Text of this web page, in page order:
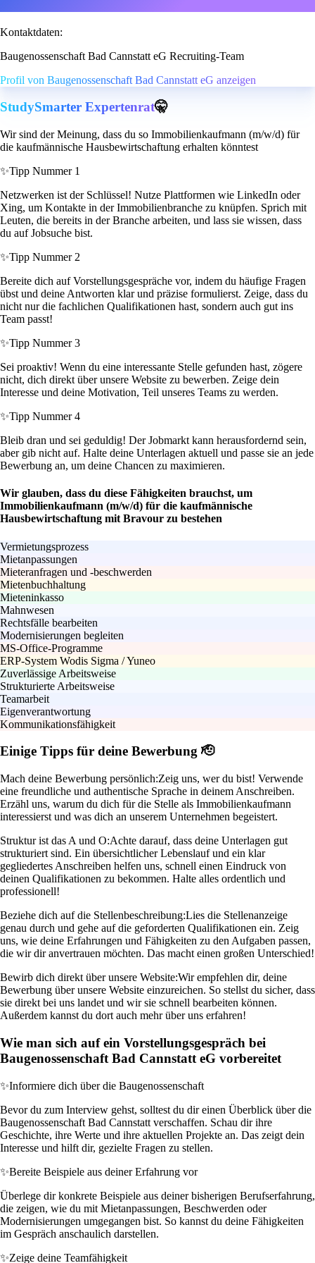
Kontaktdaten:
Baugenossenschaft Bad Cannstatt eG Recruiting-Team
Profil von Baugenossenschaft Bad Cannstatt eG anzeigen
StudySmarter Expertenrat🤫
Wir sind der Meinung, dass du so Immobilienkaufmann (m/w/d) für
die kaufmännische Hausbewirtschaftung erhalten könntest
✨Tipp Nummer 1
Netzwerken ist der Schlüssel! Nutze Plattformen wie LinkedIn oder
Xing, um Kontakte in der Immobilienbranche zu knüpfen. Sprich mit
Leuten, die bereits in der Branche arbeiten, und lass sie wissen, dass
du auf Jobsuche bist.
✨Tipp Nummer 2
Bereite dich auf Vorstellungsgespräche vor, indem du häufige Fragen
übst und deine Antworten klar und präzise formulierst. Zeige, dass du
nicht nur die fachlichen Qualifikationen hast, sondern auch gut ins
Team passt!
✨Tipp Nummer 3
Sei proaktiv! Wenn du eine interessante Stelle gefunden hast, zögere
nicht, dich direkt über unsere Website zu bewerben. Zeige dein
Interesse und deine Motivation, Teil unseres Teams zu werden.
✨Tipp Nummer 4
Bleib dran und sei geduldig! Der Jobmarkt kann herausfordernd sein,
aber gib nicht auf. Halte deine Unterlagen aktuell und passe sie an jede
Bewerbung an, um deine Chancen zu maximieren.
Wir glauben, dass du diese Fähigkeiten brauchst, um
Immobilienkaufmann (m/w/d) für die kaufmännische
Hausbewirtschaftung mit Bravour zu bestehen
Vermietungsprozess
Mietanpassungen
Mieteranfragen und -beschwerden
Mietenbuchhaltung
Mieteninkasso
Mahnwesen
Rechtsfälle bearbeiten
Modernisierungen begleiten
MS-Office-Programme
ERP-System Wodis Sigma / Yuneo
Zuverlässige Arbeitsweise
Strukturierte Arbeitsweise
Teamarbeit
Eigenverantwortung
Kommunikationsfähigkeit
Einige Tipps für deine Bewerbung 🫡
Mach deine Bewerbung persönlich:Zeig uns, wer du bist! Verwende
eine freundliche und authentische Sprache in deinem Anschreiben.
Erzähl uns, warum du dich für die Stelle als Immobilienkaufmann
interessierst und was dich an unserem Unternehmen begeistert.
Struktur ist das A und O:Achte darauf, dass deine Unterlagen gut
strukturiert sind. Ein übersichtlicher Lebenslauf und ein klar
gegliedertes Anschreiben helfen uns, schnell einen Eindruck von
deinen Qualifikationen zu bekommen. Halte alles ordentlich und
professionell!
Beziehe dich auf die Stellenbeschreibung:Lies die Stellenanzeige
genau durch und gehe auf die geforderten Qualifikationen ein. Zeig
uns, wie deine Erfahrungen und Fähigkeiten zu den Aufgaben passen,
die wir dir anvertrauen möchten. Das macht einen großen Unterschied!
Bewirb dich direkt über unsere Website:Wir empfehlen dir, deine
Bewerbung über unsere Website einzureichen. So stellst du sicher, dass
sie direkt bei uns landet und wir sie schnell bearbeiten können.
Außerdem kannst du dort auch mehr über uns erfahren!
Wie man sich auf ein Vorstellungsgespräch bei
Baugenossenschaft Bad Cannstatt eG vorbereitet
✨Informiere dich über die Baugenossenschaft
Bevor du zum Interview gehst, solltest du dir einen Überblick über die
Baugenossenschaft Bad Cannstatt verschaffen. Schau dir ihre
Geschichte, ihre Werte und ihre aktuellen Projekte an. Das zeigt dein
Interesse und hilft dir, gezielte Fragen zu stellen.
✨Bereite Beispiele aus deiner Erfahrung vor
Überlege dir konkrete Beispiele aus deiner bisherigen Berufserfahrung,
die zeigen, wie du mit Mietanpassungen, Beschwerden oder
Modernisierungen umgegangen bist. So kannst du deine Fähigkeiten
im Gespräch anschaulich darstellen.
✨Zeige deine Teamfähigkeit